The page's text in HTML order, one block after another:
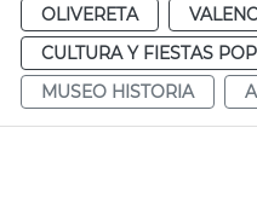
OLIVERETA
CULTURA Y FIESTAS
MUSEO HISTORIA